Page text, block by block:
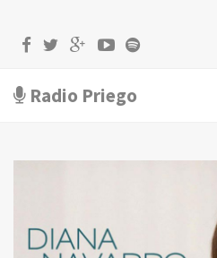
Radio Priego